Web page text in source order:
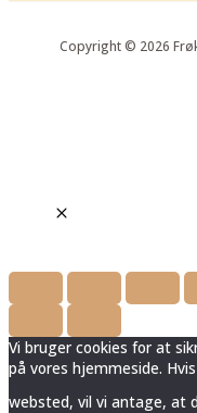
Copyright © 2026
Vi bruger cookies for at
på vores hjemmeside.
websted, vil vi antage, at